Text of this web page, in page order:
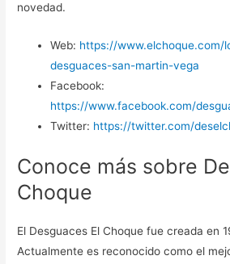
novedad.
Web: https://www.elchoque.com/
desguaces-san-martin-vega
Facebook:
https://www.facebook.com/
Twitter: https://twitter.com/
Conoce más sobre
Choque
El Desguaces El Choque fue creada en
Actualmente es reconocido como el